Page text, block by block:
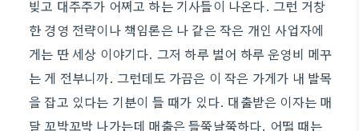
빚고 대주주가 어쩌고 하는 기사들이 나온다. 그런 거창
한 경영 전략이나 책임론은 나 같은 작은 개인 사업자에
게는 딴 세상 이야기다. 그저 하루 벌어 하루 운영비 메꾸
는 게 전부니까. 그런데도 가끔은 이 작은 가게가 내 발목
을 잡고 있다는 기분이 들 때가 있다. 대출받은 이자는 매
달 꼬박꼬박 나가는데 매출은 들쭉날쭉하다. 어떨 때는